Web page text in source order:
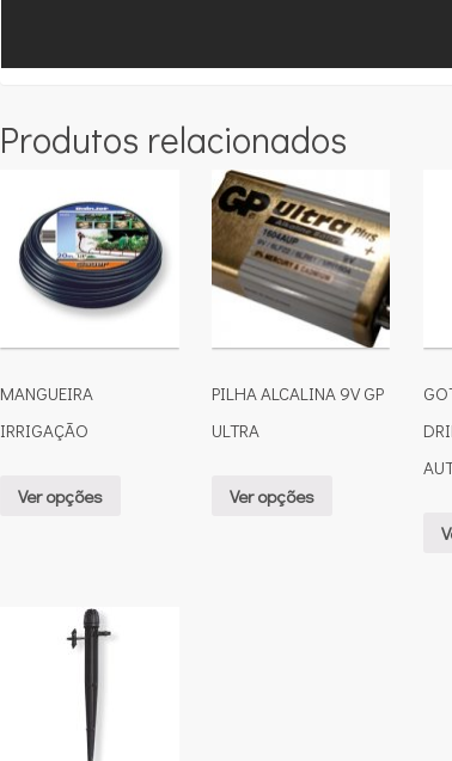
Produtos relacionados
MANGUEIRA
IRRIGAÇÃO
Ver opções
PILHA ALCALINA 9V GP
ULTRA
Ver opções